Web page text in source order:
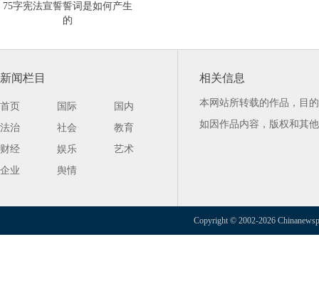
75字宪法宣誓誓词是如何产生
的
新闻栏目
首页 国际
国内
法治
社会
教育
财经
娱乐
艺术
企业
舆情
相关信息
本网站所转载的作品，目
如因作品内容，版权和其
Copyright © 2002-2026